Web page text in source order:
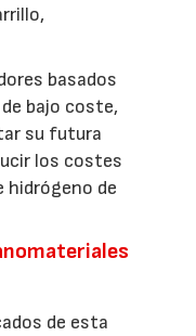
basados
bajo coste,
su futura
los costes
hidrógeno de
de esta